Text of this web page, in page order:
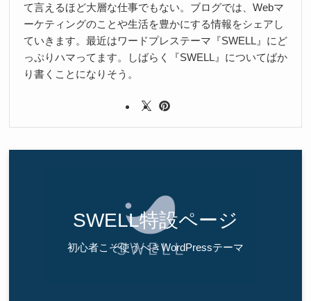
て言えるほど大層な仕事でもない。ブログでは、Webマ
ーケティングのことや生活を豊かにする情報をシェアし
ていきます。最近はワードプレステーマ『SWELL』にど
っぷりハマってます。しばらく『SWELL』についてばか
り書くことになりそう。
SWELL特設ページ
初心者こそ使うべきWordPressテーマ